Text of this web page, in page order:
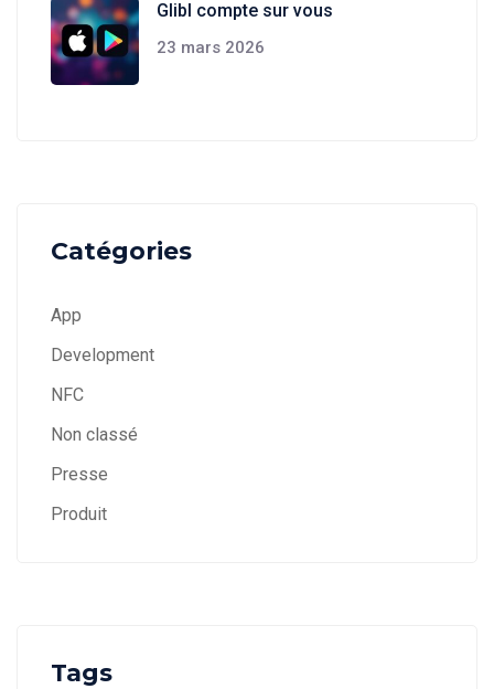
Glibl compte sur vous
23 mars 2026
Catégories
App
Development
NFC
Non classé
Presse
Produit
Tags